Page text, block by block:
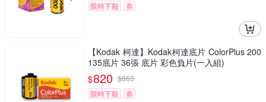
限時下殺
券
【Kodak 柯達】Kodak柯達底片 ColorPlus 200
135底片 36張 底片 彩色負片(一入組)
$820 $863
限時下殺
券